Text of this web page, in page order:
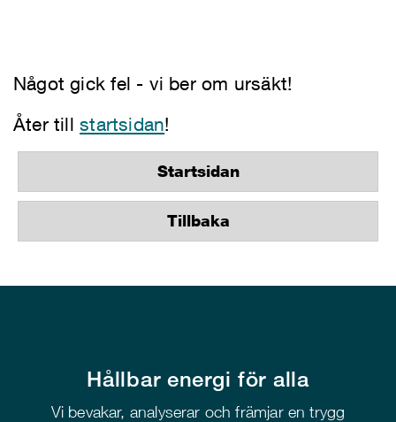
Något gick fel - vi ber om ursäkt!
Åter tillstartsidan!
Startsidan
Tillbaka
Hållbar energi för alla
Vi bevakar, analyserar och främjar en trygg